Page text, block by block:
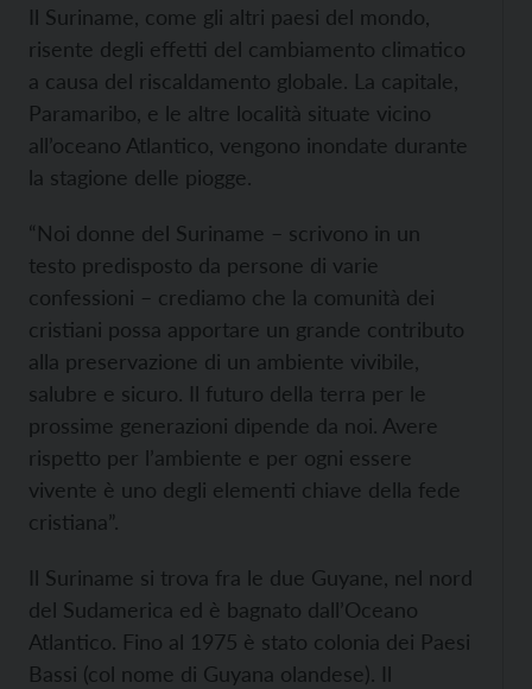
Il Suriname, come gli altri paesi del mondo,
risente degli effetti del cambiamento climatico
a causa del riscaldamento globale. La capitale,
Paramaribo, e le altre località situate vicino
all’oceano Atlantico, vengono inondate durante
la stagione delle piogge.
“Noi donne del Suriname – scrivono in un
testo predisposto da persone di varie
confessioni – crediamo che la comunità dei
cristiani possa apportare un grande contributo
alla preservazione di un ambiente vivibile,
salubre e sicuro. Il futuro della terra per le
prossime generazioni dipende da noi. Avere
rispetto per l’ambiente e per ogni essere
vivente è uno degli elementi chiave della fede
cristiana”.
Il Suriname si trova fra le due Guyane, nel nord
del Sudamerica ed è bagnato dall’Oceano
Atlantico. Fino al 1975 è stato colonia dei Paesi
Bassi (col nome di Guyana olandese). Il